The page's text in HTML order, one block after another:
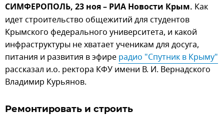
СИМФЕРОПОЛЬ, 23 ноя – РИА Новости Крым. Как
идет строительство общежитий для студентов
Крымского федерального университета, и какой
инфраструктуры не хватает ученикам для досуга,
питания и развития в эфире радио "Спутник в Крыму"
рассказал и.о. ректора КФУ имени В. И. Вернадского
Владимир Курьянов.
Ремонтировать и строить